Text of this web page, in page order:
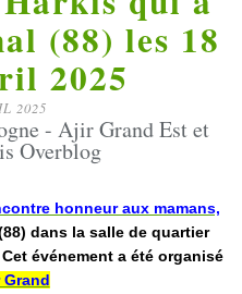
(88) les 18
2025
2025
- Ajir Grand Est et
Overblog
honneur aux mamans,
dans la salle de quartier
événement a été organisé
Grand